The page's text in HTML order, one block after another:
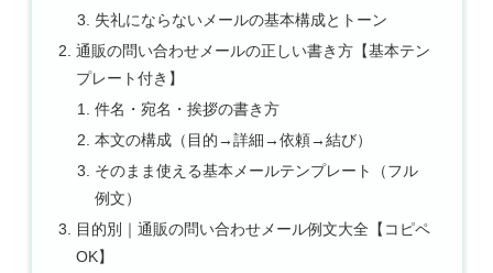
失礼にならないメールの基本構成とトーン
通販の問い合わせメールの正しい書き方【基本テン
プレート付き】
件名・宛名・挨拶の書き方
本文の構成（目的→詳細→依頼→結び）
そのまま使える基本メールテンプレート（フル
例文）
目的別｜通販の問い合わせメール例文大全【コピペ
OK】